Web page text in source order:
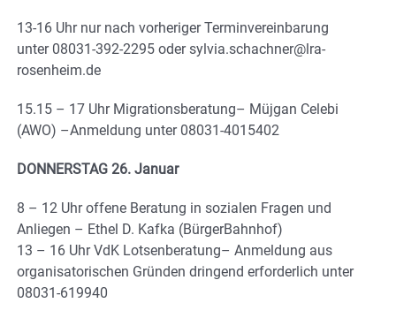
13-16 Uhr nur nach vorheriger Terminvereinbarung
unter 08031-392-2295 oder sylvia.schachner@lra-
rosenheim.de
15.15 – 17 Uhr Migrationsberatung– Müjgan Celebi
(AWO) –Anmeldung unter 08031-4015402
DONNERSTAG 26. Januar
8 – 12 Uhr offene Beratung in sozialen Fragen und
Anliegen – Ethel D. Kafka (BürgerBahnhof)
13 – 16 Uhr VdK Lotsenberatung– Anmeldung aus
organisatorischen Gründen dringend erforderlich unter
08031-619940